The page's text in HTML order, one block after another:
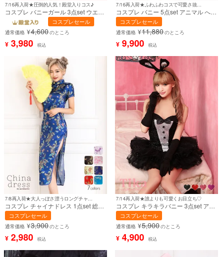
7/16再入荷★圧倒的人気！殿堂入りコス♪
コスプレ バニーガール 3点set ウエイ
トレス 体型カバー アニマル (ワンピ
ース/カチューシャ/チョーカー)【ハロ
ウィン】[tk-hw1044]
コスプレセール
通常価格 ¥4,600のところ
¥ 3,980 税込
コスプレ バニー 5点set アニマル へそ
出し ふわふわ 白 ホワイト (トップス/
ボトム/カチューシャ/アームカバー/レ
ッグカバー)【ハロウィン】[tk-
hw1146]
コスプレセール
通常価格 ¥11,880のところ
¥ 9,900 税込
コスプレ チャイナドレス 1点set 総柄
サイドスリット タイト ロング丈 プチ
プラ (チャイナ服)【ハロウィン】[th-
hwj3096a]
コスプレセール
通常価格 ¥3,900のところ
¥ 2,980 税込
7/14再入荷★誰よりも可愛くお目立ち♡
コスプレ キラキラバニー 3点set アニ
マル フレアミニスカート 黒 [3点セッ
ト] (ワンピース/手袋/カチューシャ)
【ハロウィン】[tk-hw616]
コスプレセール
通常価格 ¥5,900のところ
¥ 4,900 税込